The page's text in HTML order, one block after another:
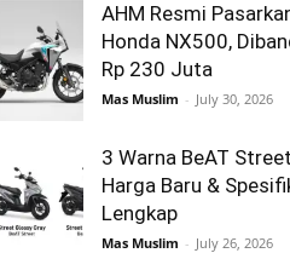
AHM Resmi
Honda NX500,
Rp 230 Juta
Mas Muslim - July 30, 2026
3 Warna BeAT
Harga Baru &
Lengkap
Mas Muslim - July 26, 2026